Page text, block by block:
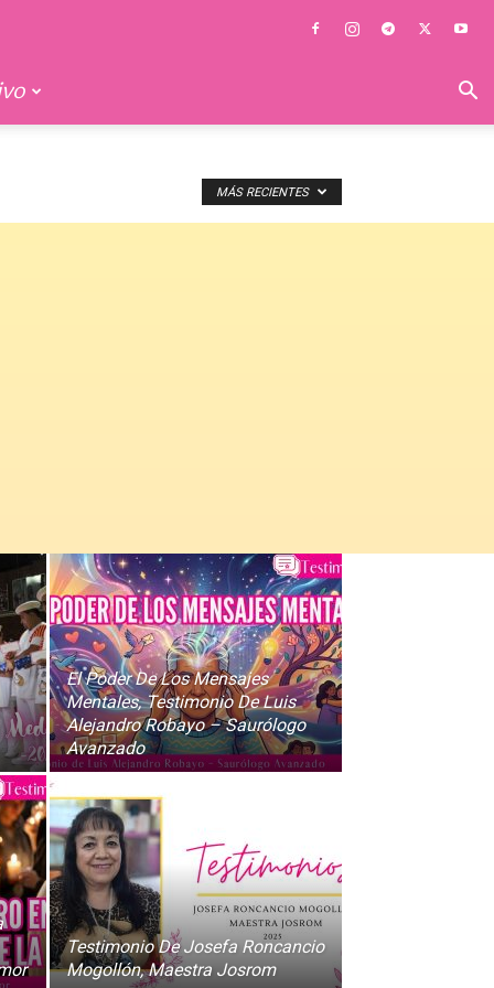
MÁS RECIENTES
El Poder De Los Mensajes
Mentales, Testimonio De Luis
Alejandro Robayo – Saurólogo
Avanzado
Testimonio De Josefa Roncancio
Mogollón, Maestra Josrom